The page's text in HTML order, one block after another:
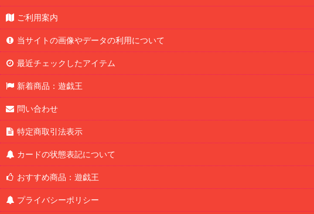
アドバンスパックユニオン・ベース
WORLD PREMIERE PACK 2026
極光のライジング
CHAOS ORIGINS
オーバーラッシュパック4
LIMIT OVER COLLECTION －THE RIVALS－
LIMIT OVER SPECIAL PACK Vol.2
ご利用案内
当サイトの画像やデータの利用について
最近チェックしたアイテム
新着商品：遊戯王
問い合わせ
特定商取引法表示
カードの状態表記について
おすすめ商品：遊戯王
プライバシーポリシー